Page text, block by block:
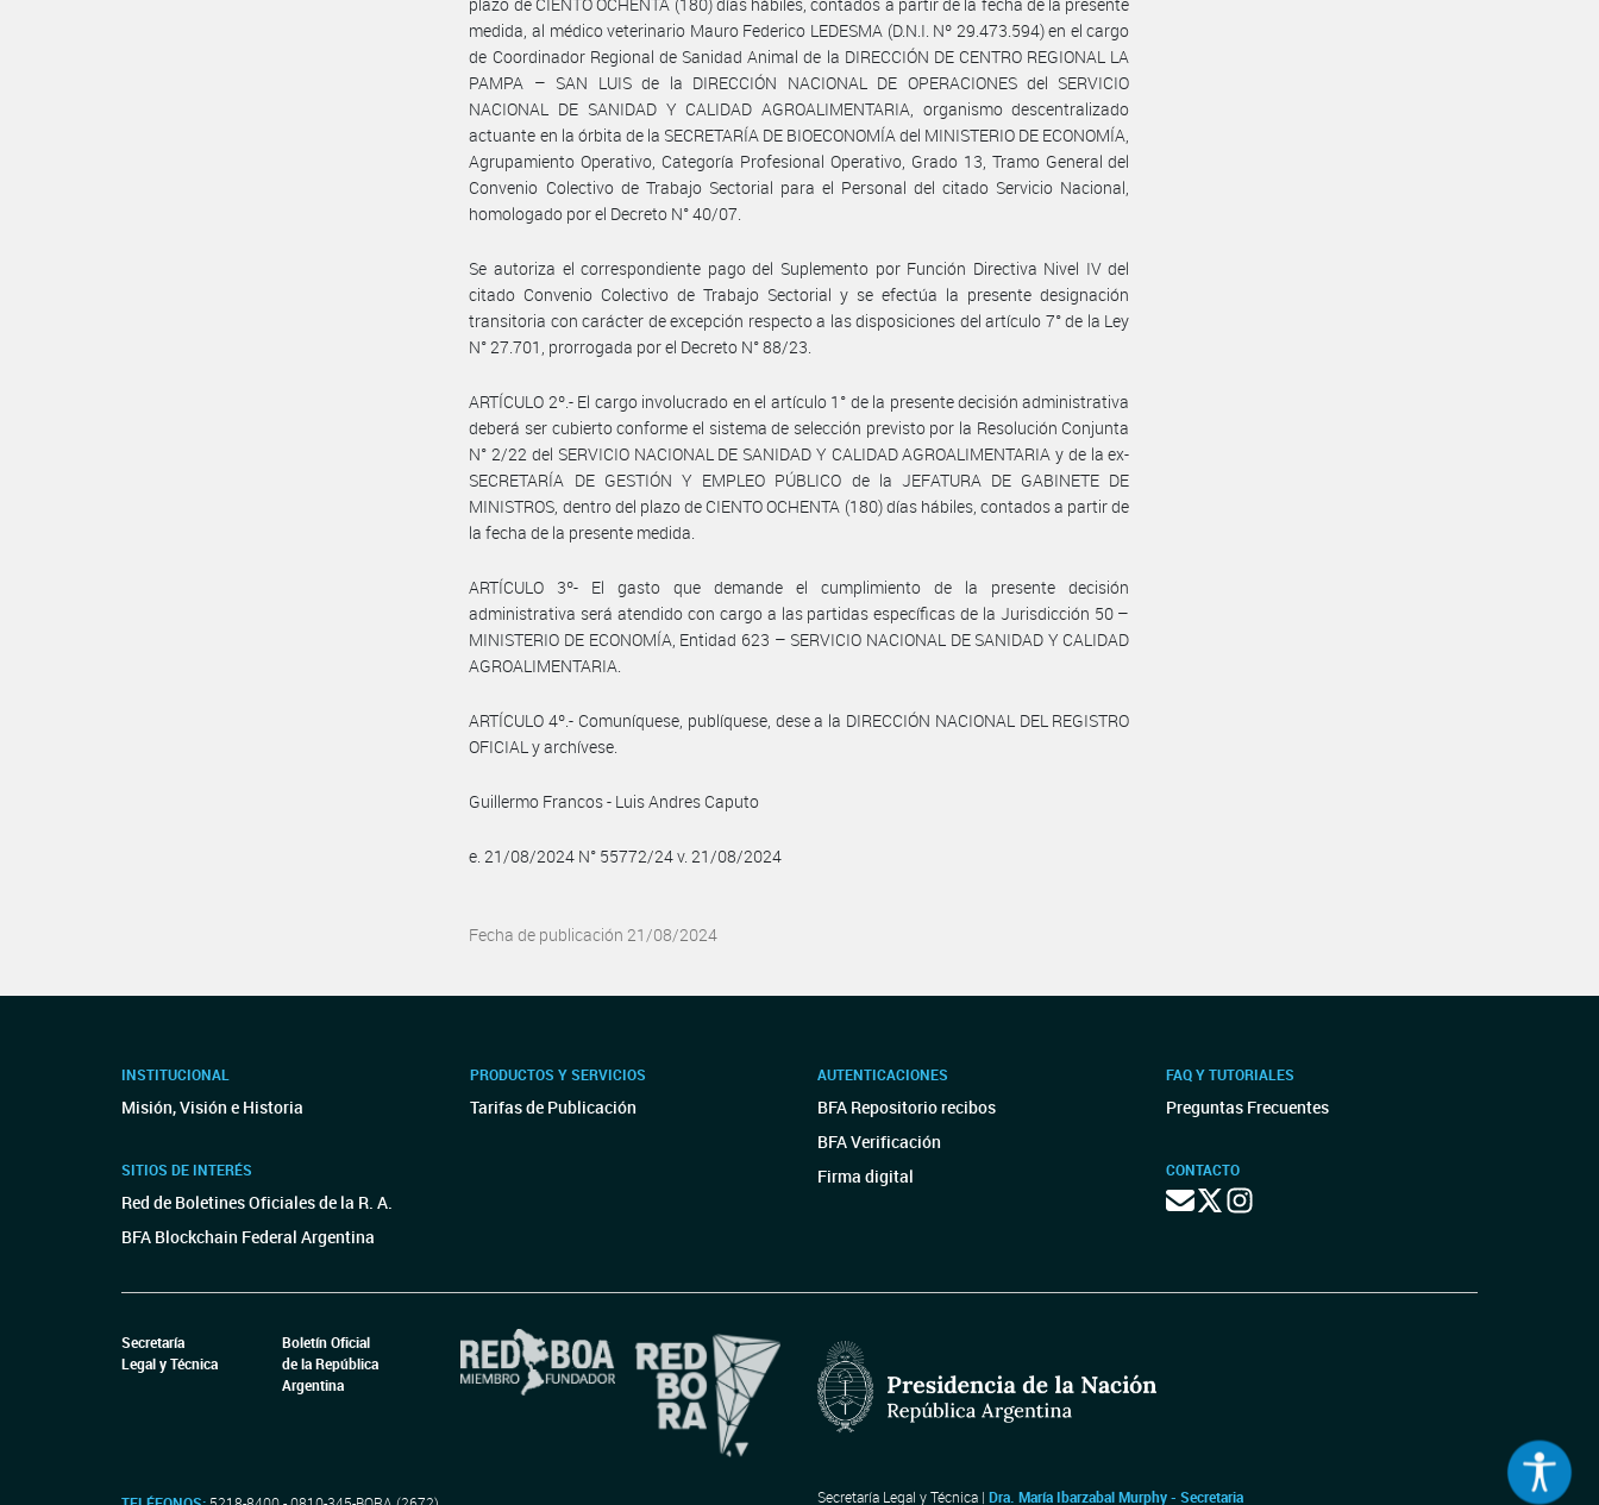
medida, al médico veterinario Mauro Federico LEDESMA (D.N.I. Nº 29.473.594) en el cargo
de Coordinador Regional de Sanidad Animal de la DIRECCIÓN DE CENTRO REGIONAL LA
PAMPA – SAN LUIS de la DIRECCIÓN NACIONAL DE OPERACIONES del SERVICIO
NACIONAL DE SANIDAD Y CALIDAD AGROALIMENTARIA, organismo descentralizado
actuante en la órbita de la SECRETARÍA DE BIOECONOMÍA del MINISTERIO DE ECONOMÍA,
Agrupamiento Operativo, Categoría Profesional Operativo, Grado 13, Tramo General del
Convenio Colectivo de Trabajo Sectorial para el Personal del citado Servicio Nacional,
homologado por el Decreto N° 40/07.
Se autoriza el correspondiente pago del Suplemento por Función Directiva Nivel IV del
citado Convenio Colectivo de Trabajo Sectorial y se efectúa la presente designación
transitoria con carácter de excepción respecto a las disposiciones del artículo 7° de la Ley
N° 27.701, prorrogada por el Decreto N° 88/23.
ARTÍCULO 2º.- El cargo involucrado en el artículo 1° de la presente decisión administrativa
deberá ser cubierto conforme el sistema de selección previsto por la Resolución Conjunta
N° 2/22 del SERVICIO NACIONAL DE SANIDAD Y CALIDAD AGROALIMENTARIA y de la ex-
SECRETARÍA DE GESTIÓN Y EMPLEO PÚBLICO de la JEFATURA DE GABINETE DE
MINISTROS, dentro del plazo de CIENTO OCHENTA (180) días hábiles, contados a partir de
la fecha de la presente medida.
ARTÍCULO 3º- El gasto que demande el cumplimiento de la presente decisión
administrativa será atendido con cargo a las partidas específicas de la Jurisdicción 50 –
MINISTERIO DE ECONOMÍA, Entidad 623 – SERVICIO NACIONAL DE SANIDAD Y CALIDAD
AGROALIMENTARIA.
ARTÍCULO 4º.- Comuníquese, publíquese, dese a la DIRECCIÓN NACIONAL DEL REGISTRO
OFICIAL y archívese.
Guillermo Francos - Luis Andres Caputo
e. 21/08/2024 N° 55772/24 v. 21/08/2024
Fecha de publicación 21/08/2024
INSTITUCIONAL
Misión, Visión e Historia
SITIOS DE INTERÉS
Red de Boletines Oficiales de la R. A.
BFA Blockchain Federal Argentina
PRODUCTOS Y SERVICIOS
Tarifas de Publicación
AUTENTICACIONES
BFA Repositorio recibos
BFA Verificación
Firma digital
FAQ Y TUTORIALES
Preguntas Frecuentes
CONTACTO
Secretaría
Legal y Técnica
Boletín Oficial
de la República
Argentina
Secretaría Legal y Técnica | Dra. María Ibarzabal Murphy - Secretaria